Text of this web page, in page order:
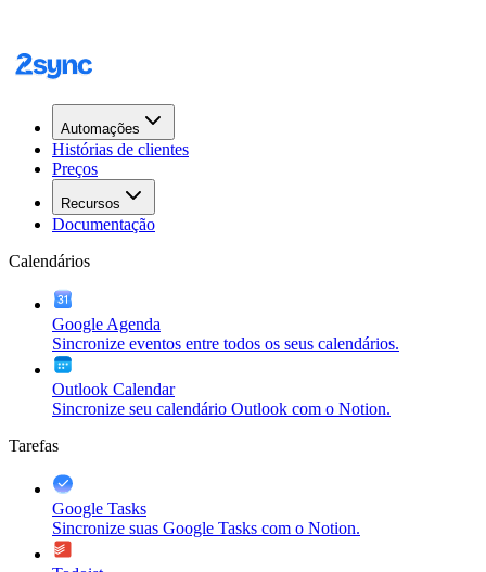
Automações
Histórias de clientes
Preços
Recursos
Documentação
Calendários
Google Agenda
Sincronize eventos entre todos os seus calendários.
Outlook Calendar
Sincronize seu calendário Outlook com o Notion.
Tarefas
Google Tasks
Sincronize suas Google Tasks com o Notion.